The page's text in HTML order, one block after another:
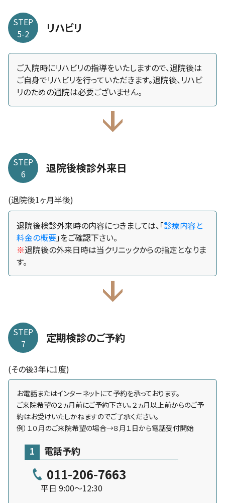
STEP
5-2
リハビリ
ご入院時にリハビリの指導をいたしますので、退院後は
ご自身でリハビリを行っていただきます。退院後、リハビ
リのための通院は必要ございません。
STEP
6
退院後検診外来日
(退院後1ヶ月半後)
退院後検診外来時の内容につきましては、「診療内容と
料金の概要」をご確認下さい。
※退院後の外来日時は当クリニックからの指定となりま
す。
STEP
7
定期検診のご予約
(その後3年に1度)
お電話またはインターネットにて予約を承っております。
ご来院希望の２ヵ月前にご予約下さい。２ヵ月以上前からのご予
約はお受けいたしかねますのでご了承ください。
例）１０月のご来院希望の場合→８月１日から電話受付開始
1 電話予約
011-206-7663
平日 9:00～12:30